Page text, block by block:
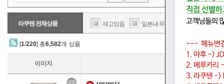
라쿠텐 전체상품 재고있음 일본내 무료배송 판매가
[1/220] 총6,582개 상품
이미지